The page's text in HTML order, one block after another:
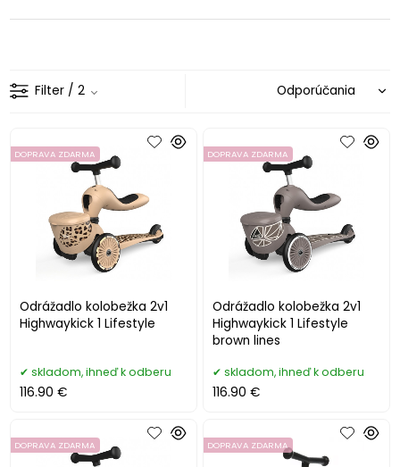
Filter / 2
Odrážadlo kolobežka 2v1
Highwaykick 1 Lifestyle
DOPRAVA ZDARMA
skladom, ihneď k odberu
116.90 €
Odrážadlo kolobežka 2v1
Highwaykick 1 Lifestyle
brown lines
DOPRAVA ZDARMA
skladom, ihneď k odberu
116.90 €
DOPRAVA ZDARMA DOPRAVA ZDARMA